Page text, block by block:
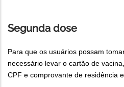
Segunda dose
Para que os usuários possam
necessário levar o cartão de
CPF e comprovante de residência